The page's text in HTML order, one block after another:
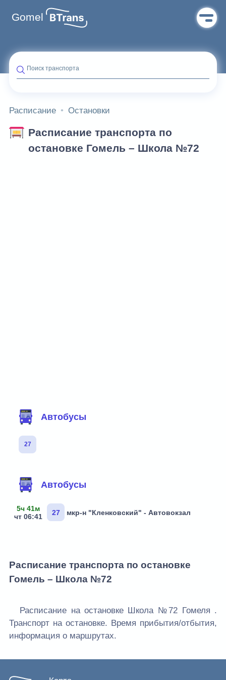
Gomel
Поиск транспорта
Расписание Остановки
Расписание транспорта по
остановке Гомель – Школа №72
Автобусы
27
Автобусы
5ч 41м
чт 06:41
27 мкр-н "Кленковский" - Автовокзал
Расписание транспорта по остановке
Гомель – Школа №72
Расписание на остановке Школа №72 Гомеля .
Транспорт на остановке. Время прибытия/отбытия,
информация о маршрутах.